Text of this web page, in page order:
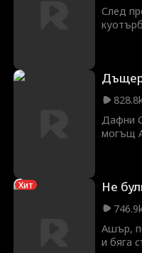
След
пред
и
ги
Дафни
могъщ
че той
Атлас
Но
се
Хит Не
Ашър,
и бяга